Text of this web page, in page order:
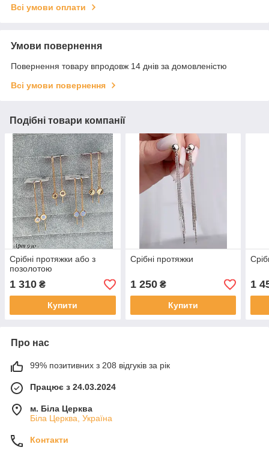
Всі умови оплати
Умови повернення
Повернення товару впродовж 14 днів за домовленістю
Всі умови повернення
Подібні товари компанії
Срібні протяжки або з
позолотою
1 310 ₴
Купити
Срібні протяжки
1 250₴
Купити
1
Про нас
99% позитивних з 208 відгуків за рік
Працює з 24.03.2024
м. Біла Церква
Біла Церква, Україна
Контакти